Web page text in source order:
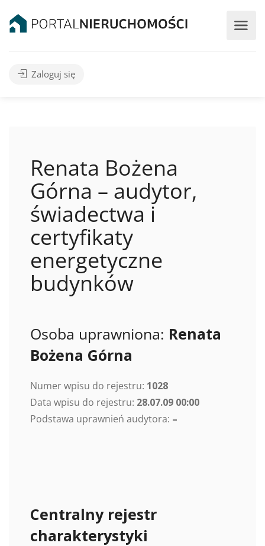
Zaloguj się
Renata Bożena
Górna – audytor,
świadectwa i
certyfikaty
energetyczne
budynków
Osoba uprawniona: Renata
Bożena Górna
Numer wpisu do rejestru: 1028
Data wpisu do rejestru: 28.07.09 00:00
Podstawa uprawnień audytora: –
Centralny rejestr
charakterystyki